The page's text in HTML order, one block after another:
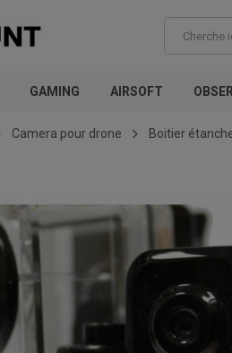
GAMING AIRSOFT
Camera pour drone Boitier